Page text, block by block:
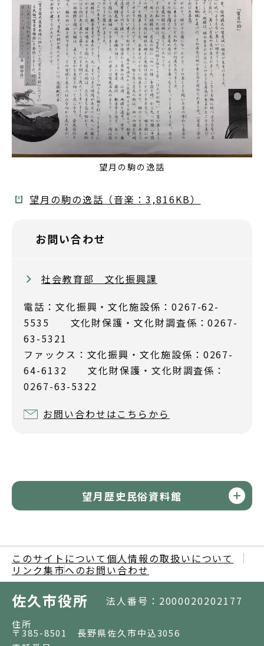
望月の駒の逸話
望月の駒の逸話（音楽：3,816KB）
お問い合わせ
社会教育部 文化振興課
電話：文化振興・文化施設係：0267-62-
5535 文化財保護・文化財調査係：0267-
63-5321
ファックス：文化振興・文化施設係：0267-
64-6132 文化財保護・文化財調査係：
0267-63-5322
お問い合わせはこちらから
望月歴史民俗資料館
このサイトについて 個人情報の取扱いについて
リンク集市へのお問い合わせ
佐久市役所 法人番号：2000020202177
住所
〒385-8501 長野県佐久市中込3056